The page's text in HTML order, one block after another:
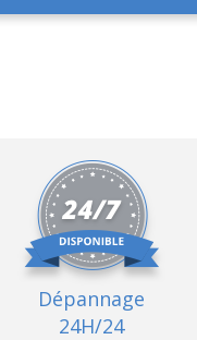
Dépannage
24H/24